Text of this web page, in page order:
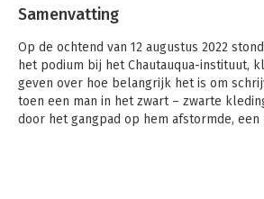
Samenvatting
Op de ochtend van 12 augustus 2022
het podium bij het Chautauqua-instituut,
geven over hoe belangrijk het is om
toen een man in het zwart – zwarte
door het gangpad op hem afstormde, een